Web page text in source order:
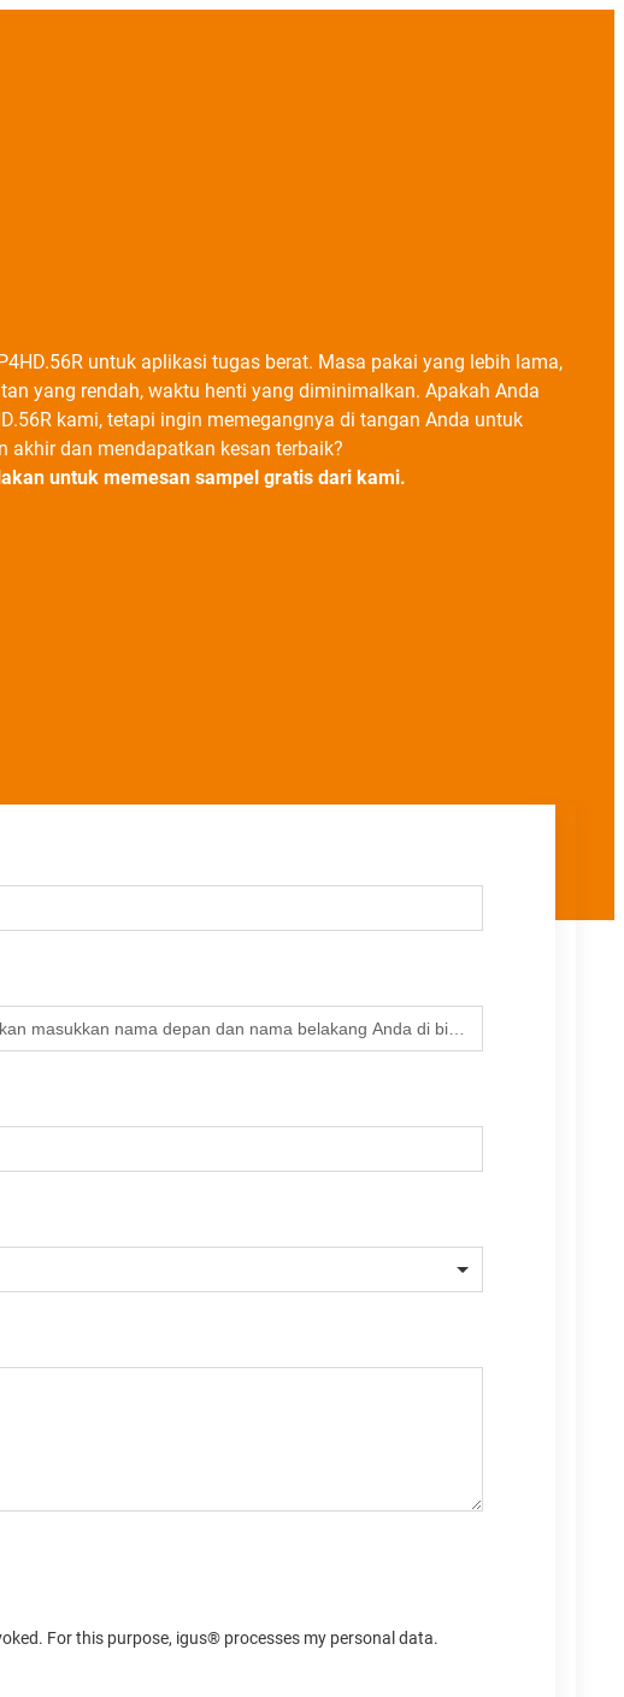
untuk aplikasi tugas berat. Masa pakai yang lebih lama,
yang rendah, waktu henti yang diminimalkan. Apakah Anda
kami, tetapi ingin memegangnya di tangan Anda untuk
akhir dan mendapatkan kesan terbaik?
untuk memesan sampel gratis dari kami.
For this purpose, igus® processes my personal data.